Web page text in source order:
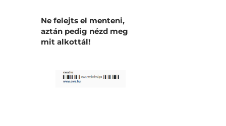
Ne felejts el menteni,
aztán pedig nézd meg
mit alkottál!